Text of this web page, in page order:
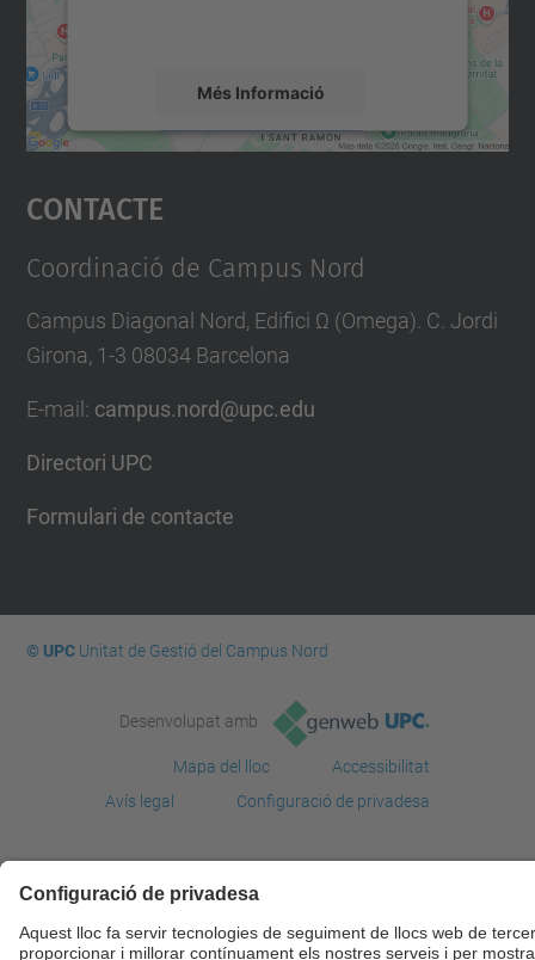
Més Informació
Accepta
powered by
Contacte
Coordinació de Campus Nord
Campus Diagonal Nord, Edifici Ω (Omega). C. Jordi
Girona, 1-3 08034 Barcelona
E-mail : campus.nord@upc.edu
Directori UPC
Formulari de contacte
© UPCUnitat de Gestió del Campus Nord
Desenvolupat amb
Mapa del lloc
Accessibilitat
Avís legal
Configuració de privadesa